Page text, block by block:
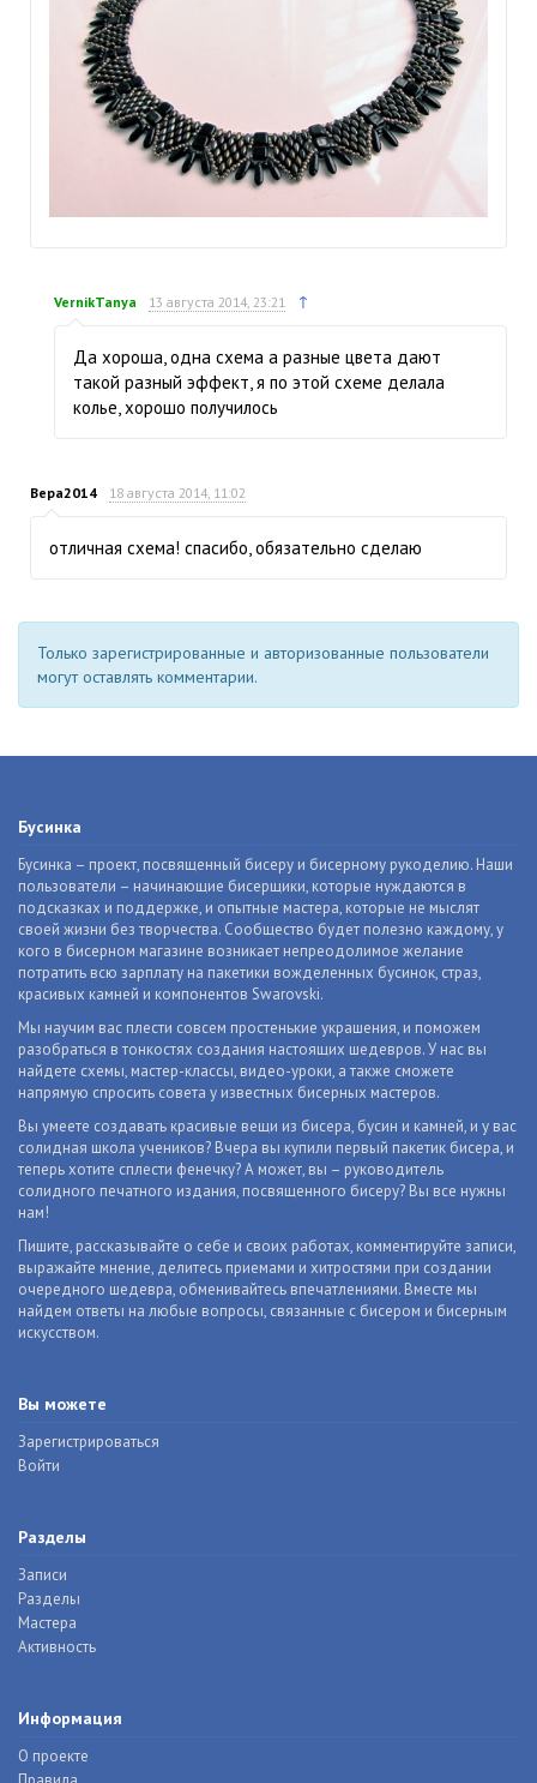
VernikTanya 13 августа 2014, 23:21 ↑
Да хороша, одна схема а разные цвета дают
такой разный эффект, я по этой схеме делала
колье, хорошо получилось
Вера2014 18 августа 2014, 11:02
отличная схема! спасибо, обязательно сделаю
Только зарегистрированные и авторизованные пользователи
могут оставлять комментарии.
Бусинка
Бусинка – проект, посвященный бисеру и бисерному рукоделию. Наши
пользователи – начинающие бисерщики, которые нуждаются в
подсказках и поддержке, и опытные мастера, которые не мыслят
своей жизни без творчества. Сообщество будет полезно каждому, у
кого в бисерном магазине возникает непреодолимое желание
потратить всю зарплату на пакетики вожделенных бусинок, страз,
красивых камней и компонентов Swarovski.
Мы научим вас плести совсем простенькие украшения, и поможем
разобраться в тонкостях создания настоящих шедевров. У нас вы
найдете схемы, мастер-классы, видео-уроки, а также сможете
напрямую спросить совета у известных бисерных мастеров.
Вы умеете создавать красивые вещи из бисера, бусин и камней, и у вас
солидная школа учеников? Вчера вы купили первый пакетик бисера, и
теперь хотите сплести фенечку? А может, вы – руководитель
солидного печатного издания, посвященного бисеру? Вы все нужны
нам!
Пишите, рассказывайте о себе и своих работах, комментируйте записи,
выражайте мнение, делитесь приемами и хитростями при создании
очередного шедевра, обменивайтесь впечатлениями. Вместе мы
найдем ответы на любые вопросы, связанные с бисером и бисерным
искусством.
Вы можете
Зарегистрироваться
Войти
Разделы
Записи
Разделы
Мастера
Активность
Информация
О проекте